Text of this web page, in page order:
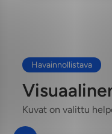
Havainnollistava
Kuvat on valittu